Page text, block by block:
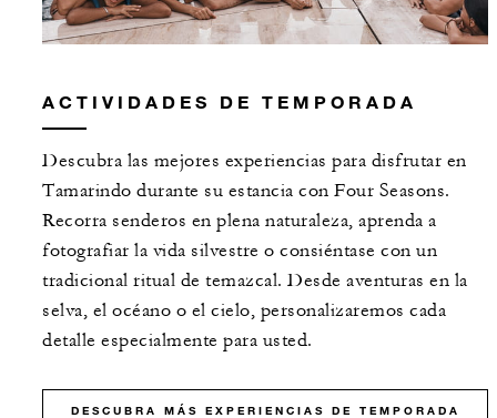
ACTIVIDADES DE TEMPORADA
Descubra las mejores experiencias para disfrutar en
Tamarindo durante su estancia con Four Seasons.
Recorra senderos en plena naturaleza, aprenda a
fotografiar la vida silvestre o consiéntase con un
tradicional ritual de temazcal. Desde aventuras en la
selva, el océano o el cielo, personalizaremos cada
detalle especialmente para usted.
DESCUBRA MÁS EXPERIENCIAS DE TEMPORADA